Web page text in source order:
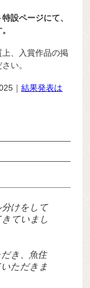
設ページにて、
、入賞作品の掲
い。
｜結果発表は
分けをして
ていまし
き、魚住
ただきま